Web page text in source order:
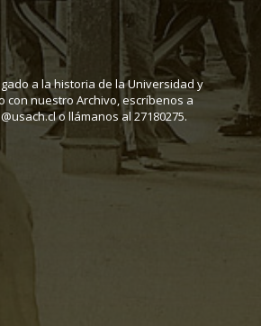
a la historia de la Universidad y
con nuestro Archivo, escríbenos a
o llámanos al 27180275.